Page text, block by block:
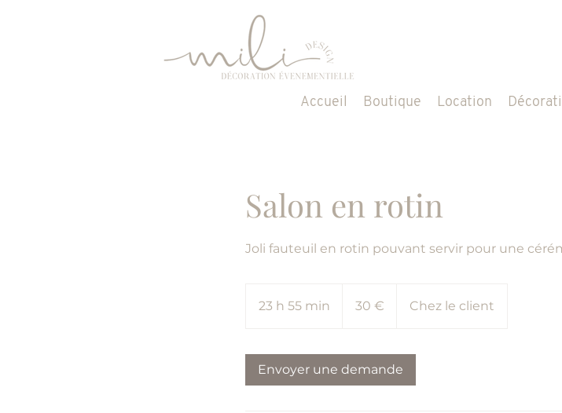
Accueil Boutique Location
Salon en rotin
Joli fauteuil en rotin pouvant servir pour une
23 h 55 min 30 € Chez le client
Envoyer une demande